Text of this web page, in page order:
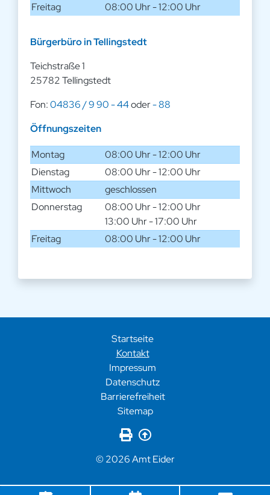
Freitag
08:00 Uhr - 12:00 Uhr
Bürgerbüro in Tellingstedt
Teichstraße 1
25782 Tellingstedt
Fon:04836 / 9 90 - 44oder- 88
Öffnungszeiten
Montag
08:00 Uhr - 12:00 Uhr
Dienstag
08:00 Uhr - 12:00 Uhr
Mittwoch
geschlossen
Donnerstag
08:00 Uhr - 12:00 Uhr
13:00 Uhr - 17:00 Uhr
Freitag
08:00 Uhr - 12:00 Uhr
© 2026 Amt Eider
Startseite
Kontakt
Impressum
Datenschutz
Barrierefreiheit
Sitemap
Seite drucken
Zurück nach oben